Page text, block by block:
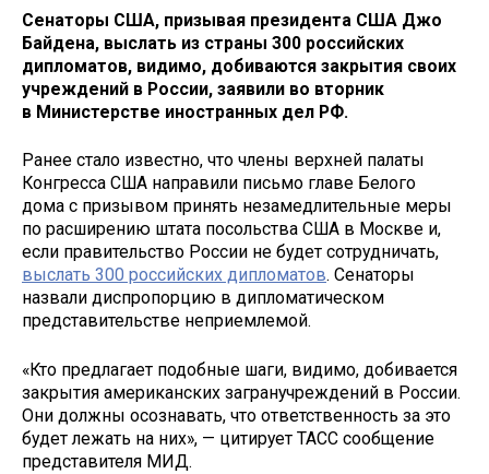
Сенаторы США, призывая президента США Джо
Байдена, выслать из страны 300 российских
дипломатов, видимо, добиваются закрытия своих
учреждений в России, заявили во вторник
в Министерстве иностранных дел РФ.
Ранее стало известно, что члены верхней палаты
Конгресса США направили письмо главе Белого
дома с призывом принять незамедлительные меры
по расширению штата посольства США в Москве и,
если правительство России не будет сотрудничать,
выслать 300 российских дипломатов. Сенаторы
назвали диспропорцию в дипломатическом
представительстве неприемлемой.
«Кто предлагает подобные шаги, видимо, добивается
закрытия американских загранучреждений в России.
Они должны осознавать, что ответственность за это
будет лежать на них», — цитирует ТАСС сообщение
представителя МИД.